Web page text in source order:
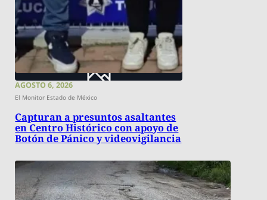
AGOSTO 6, 2026
El Monitor Estado de México
Capturan a presuntos asaltantes
en Centro Histórico con apoyo de
Botón de Pánico y videovigilancia